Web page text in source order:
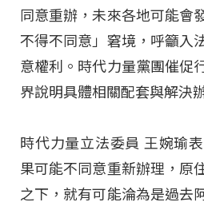
同意重辦，未來各地可能會
不得不同意」窘境，呼籲入
意權利。時代力量黨團催促
界說明具體相關配套與解決
時代力量立法委員 王婉瑜
果可能不同意重新辦理，原
之下，就有可能淪為是過去